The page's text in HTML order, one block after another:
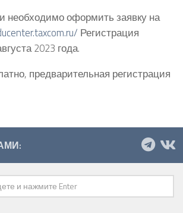
необходимо оформить заявку на
Регистрация
2023 года.
предварительная регистрация